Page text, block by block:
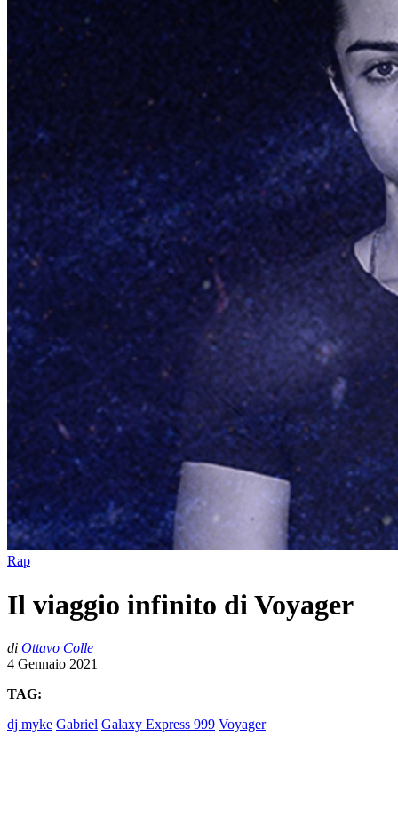
Rap
Il viaggio infinito di Voyager
di Ottavo Colle
4 Gennaio 2021
TAG:
dj myke Gabriel Galaxy Express 999 Voyager